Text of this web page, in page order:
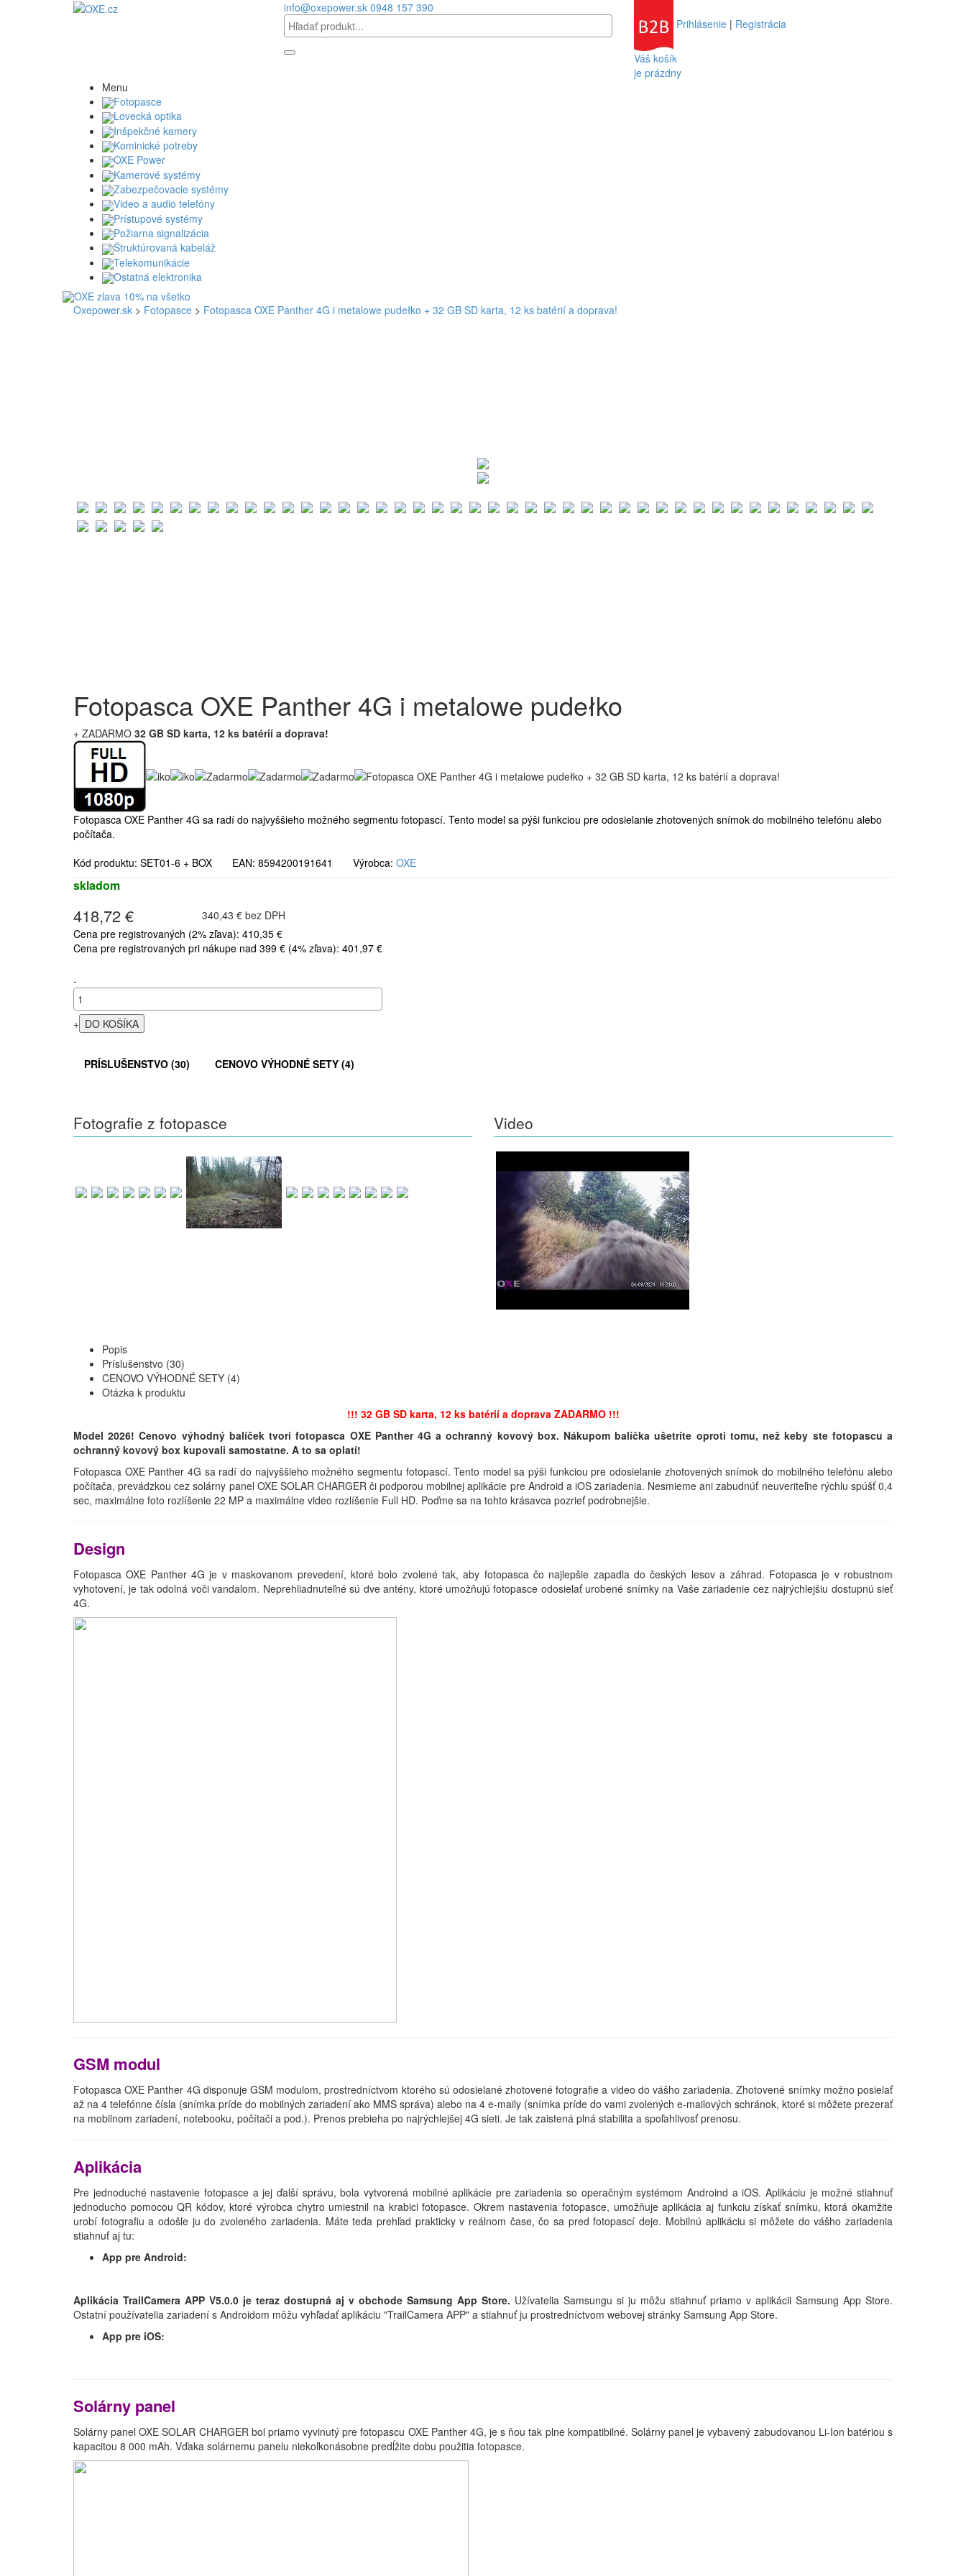
info@oxepower.sk 0948 157 390
Prihlásenie | Registrácia
Váš košík
je prázdny
Menu
Fotopasce
Lovecká optika
Inšpekčné kamery
Kominické potreby
OXE Power
Kamerové systémy
Zabezpečovacie systémy
Video a audio telefóny
Prístupové systémy
Požiarna signalizácia
Štruktúrovaná kabeláž
Telekomunikácie
Ostatná elektronika
Oxepower.sk > Fotopasce > Fotopasca OXE Panther 4G i metalowe pudełko + 32 GB SD karta, 12 ks batérií a doprava!
Fotopasca OXE Panther 4G i metalowe pudełko
+ ZADARMO 32 GB SD karta, 12 ks batérií a doprava!
Fotopasca OXE Panther 4G sa radí do najvyššieho možného segmentu fotopascí. Tento model sa pýši funkciou pre odosielanie zhotovených snímok do mobilného telefónu alebo
počítača.
Kód produktu: SET01-6 + BOX EAN: 8594200191641 Výrobca: OXE
skladom
418,72 €
340,43 € bez DPH
Cena pre registrovaných (2% zľava): 410,35 €
Cena pre registrovaných pri nákupe nad 399 € (4% zľava): 401,97 €
-
+
PRÍSLUŠENSTVO (30) CENOVO VÝHODNÉ SETY (4)
Fotografie z fotopasce Video
Popis
Príslušenstvo (30)
CENOVO VÝHODNÉ SETY (4)
Otázka k produktu
!!! 32 GB SD karta, 12 ks batérií a doprava ZADARMO !!!
Model 2026! Cenovo výhodný balíček tvorí fotopasca OXE Panther 4G a ochranný kovový box. Nákupom balíčka ušetríte oproti tomu, než keby ste fotopascu a
ochranný kovový box kupovali samostatne. A to sa oplatí!
Fotopasca OXE Panther 4G sa radí do najvyššieho možného segmentu fotopascí. Tento model sa pýši funkciou pre odosielanie zhotovených snímok do mobilného telefónu alebo
počítača, prevádzkou cez solárny panel OXE SOLAR CHARGER či podporou mobilnej aplikácie pre Android a iOS zariadenia. Nesmieme ani zabudnúť neuveriteľne rýchlu spúšť 0,4
sec, maximálne foto rozlíšenie 22 MP a maximálne video rozlíšenie Full HD. Poďme sa na tohto krásavca pozrieť podrobnejšie.
Design
Fotopasca OXE Panther 4G je v maskovanom prevedení, ktoré bolo zvolené tak, aby fotopasca čo najlepšie zapadla do českých lesov a záhrad. Fotopasca je v robustnom
vyhotovení, je tak odolná voči vandalom. Neprehliadnuteľné sú dve antény, ktoré umožňujú fotopasce odosielať urobené snímky na Vaše zariadenie cez najrýchlejšiu dostupnú sieť
4G.
GSM modul
Fotopasca OXE Panther 4G disponuje GSM modulom, prostredníctvom ktorého sú odosielané zhotovené fotografie a video do vášho zariadenia. Zhotovené snímky možno posielať
až na 4 telefónne čísla (snímka príde do mobilných zariadení ako MMS správa) alebo na 4 e-maily (snímka príde do vami zvolených e-mailových schránok, ktoré si môžete prezerať
na mobilnom zariadení, notebooku, počítači a pod.). Prenos prebieha po najrýchlejšej 4G sieti. Je tak zaistená plná stabilita a spoľahlivosť prenosu.
Aplikácia
Pre jednoduché nastavenie fotopasce a jej ďalší správu, bola vytvorená mobilné aplikácie pre zariadenia so operačným systémom Androind a iOS. Aplikáciu je možné stiahnuť
jednoducho pomocou QR kódov, ktoré výrobca chytro umiestnil na krabici fotopasce. Okrem nastavenia fotopasce, umožňuje aplikácia aj funkciu získať snímku, ktorá okamžite
urobí fotografiu a odošle ju do zvoleného zariadenia. Máte teda prehľad prakticky v reálnom čase, čo sa pred fotopascí deje. Mobilnú aplikáciu si môžete do vášho zariadenia
stiahnuť aj tu:
App pre Android:
Aplikácia TrailCamera APP V5.0.0 je teraz dostupná aj v obchode Samsung App Store. Užívatelia Samsungu si ju môžu stiahnuť priamo v aplikácii Samsung App Store.
Ostatní používatelia zariadení s Androidom môžu vyhľadať aplikáciu "TrailCamera APP" a stiahnuť ju prostredníctvom webovej stránky Samsung App Store.
App pre iOS:
Solárny panel
Solárny panel OXE SOLAR CHARGER bol priamo vyvinutý pre fotopascu OXE Panther 4G, je s ňou tak plne kompatibilné. Solárny panel je vybavený zabudovanou Li-Ion batériou s
kapacitou 8 000 mAh. Vďaka solárnemu panelu niekoľkonásobne predĺžite dobu použitia fotopasce.